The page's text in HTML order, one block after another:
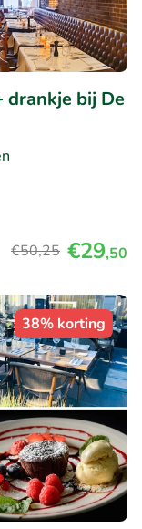
drankje bij De
€50,25 €29,50
38% korting